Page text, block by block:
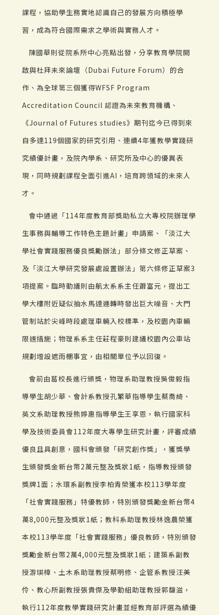
課程，協助學生務實地認識自己的發展方向積極學
習，成為符合國際需求之學術與實務人才。
陳國華則從院系所中心亮點出發，分享教育學院開
啟與杜拜未來論壇（Dubai Future Forum）的合
作、為全球第三個獲得WFSF Program
Accreditation Council 認證為未來教育機構、
《Journal of Futures studies》期刊迄今已得到來
自多達119個國家的研究引用、連續4年獲教學實踐研
究績優計畫，及院內學系、研究所及中心的優異表
現，同時規劃課程全面引進AI，培育跨領域的未來人
才。
會中通過「114年度教育部獎助私立大專校院辦理學
生事務與輔導工作特色主題計畫」申請案、「淡江大
學社會實踐服務優良獎勵辦法」部分條文修正草案、
及「淡江大學研究發展處設置辦法」第六條修正草案3
項提案。臨時動議則由航太系系主任蕭富元，提出工
學大樓附近疑似抽水馬達運轉時發出巨大噪音、大門
管制站於尖峰時段處理車輛入校標準，及校園內車輛
限速措施；物理系系主任莊程豪則建議校園內公車站
規劃增設遮雨棚事宜，由相關單位予以回復。
會前由葛校長進行頒獎，物理系助理教授吳俊毅指
導學生胡少華、會計系教授孔繁華指導學生蔡喬綺、
英文系助理教授熊婷惠指導學生王享恩，執行國家科
學及技術委員會112年度大專學生研究計畫，評審成績
優良且具創意，國科會頒發「研究創作獎」，獲獎學
生頒發獎金新台幣2萬元整及獎狀1紙，指導教授頒發
獎牌1面；水環系副教授李柏青榮獲本校113學年度
「社會實踐服務」特優教師，特別頒發獎勵金新台幣4
萬8,000元整及獎狀1紙；教科系助理教授林逸農榮獲
本校113學年度「社會實踐服務」優良教師，特別頒發
獎勵金新台幣2萬4,000元整及獎狀1紙；建築系副教
授游瑛樟、土木系助理教授蔡明修、企管系教授汪美
伶、教心所副教授張貴傑及學動組助理教授郭馥滋，
執行112年度教學實踐研究計畫並經教育部評選為績優